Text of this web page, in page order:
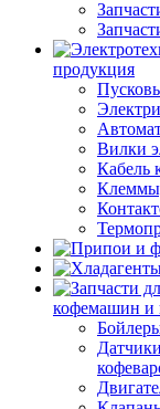
продукция
Вилки
Кабель
кофемашин и